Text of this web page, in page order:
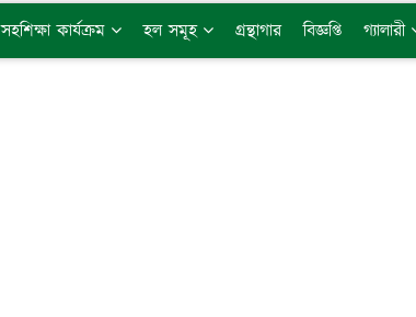
সহশিক্ষা কার্যক্রম হল সমূহ গ্রন্থাগার বিজ্ঞপ্তি গ্যালারী